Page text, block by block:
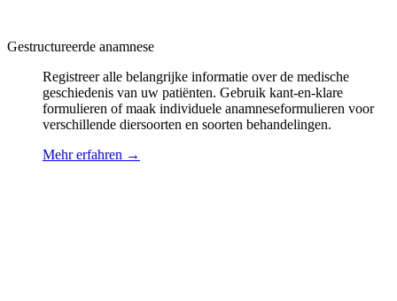
Gestructureerde anamnese
Registreer alle belangrijke informatie over de medische
geschiedenis van uw patiënten. Gebruik kant-en-klare
formulieren of maak individuele anamneseformulieren voor
verschillende diersoorten en soorten behandelingen.
Mehr erfahren →